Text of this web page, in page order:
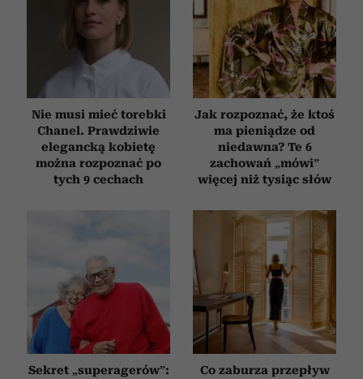
Partnerzy mogą połączyć te informacje z innymi danymi
otrzymanymi od Ciebie lub uzyskanymi podczas
korzystania z ich usług.
Nie musi mieć torebki
Chanel. Prawdziwie
elegancką kobietę
można rozpoznać po
tych 9 cechach
Jak rozpoznać, że ktoś
ma pieniądze od
niedawna? Te 6
zachowań „mówi”
więcej niż tysiąc słów
Sekret „superagerów”:
Co zaburza przepływ